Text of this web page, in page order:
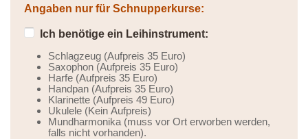
Angaben nur für Schnupperkurse:
Ich benötige ein Leihinstrument:
Schlagzeug (Aufpreis 35 Euro)
Saxophon (Aufpreis 35 Euro)
Harfe (Aufpreis 35 Euro)
Handpan (Aufpreis 35 Euro)
Klarinette (Aufpreis 49 Euro)
Ukulele (Kein Aufpreis)
Mundharmonika (muss vor Ort erworben werden,
falls nicht vorhanden).